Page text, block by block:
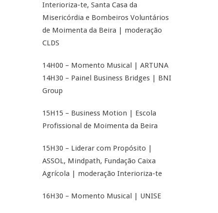
Interioriza-te, Santa Casa da
Misericórdia e Bombeiros Voluntários
de Moimenta da Beira | moderação
CLDS
14H00 – Momento Musical | ARTUNA
14H30 – Painel Business Bridges | BNI
Group
15H15 – Business Motion | Escola
Profissional de Moimenta da Beira
15H30 – Liderar com Propósito |
ASSOL, Mindpath, Fundação Caixa
Agrícola | moderação Interioriza-te
16H30 – Momento Musical | UNISE